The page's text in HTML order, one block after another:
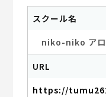
スクール名
niko-niko アロ
URL
https://